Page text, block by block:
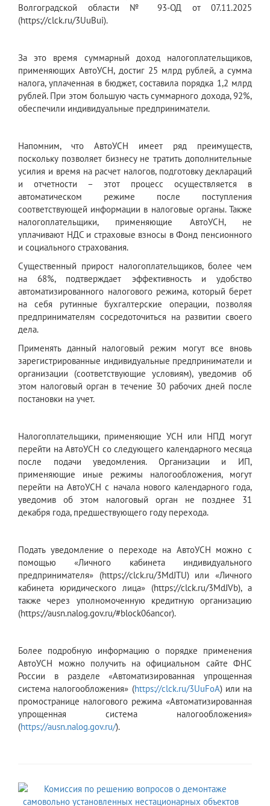
Волгоградской области № 93-ОД от 07.11.2025
(https://clck.ru/3UuBui).
За это время суммарный доход налогоплательщиков,
применяющих АвтоУСН, достиг 25 млрд рублей, а сумма
налога, уплаченная в бюджет, составила порядка 1,2 млрд
рублей. При этом большую часть суммарного дохода, 92%,
обеспечили индивидуальные предприниматели.
Напомним, что АвтоУСН имеет ряд преимуществ,
поскольку позволяет бизнесу не тратить дополнительные
усилия и время на расчет налогов, подготовку деклараций
и отчетности – этот процесс осуществляется в
автоматическом режиме после поступления
соответствующей информации в налоговые органы. Также
налогоплательщики, применяющие АвтоУСН, не
уплачивают НДС и страховые взносы в Фонд пенсионного
и социального страхования.
Существенный прирост налогоплательщиков, более чем
на 68%, подтверждает эффективность и удобство
автоматизированного налогового режима, который берет
на себя рутинные бухгалтерские операции, позволяя
предпринимателям сосредоточиться на развитии своего
дела.
Применять данный налоговый режим могут все вновь
зарегистрированные индивидуальные предприниматели и
организации (соответствующие условиям), уведомив об
этом налоговый орган в течение 30 рабочих дней после
постановки на учет.
Налогоплательщики, применяющие УСН или НПД могут
перейти на АвтоУСН со следующего календарного месяца
после подачи уведомления. Организации и ИП,
применяющие иные режимы налогообложения, могут
перейти на АвтоУСН с начала нового календарного года,
уведомив об этом налоговый орган не позднее 31
декабря года, предшествующего году перехода.
Подать уведомление о переходе на АвтоУСН можно с
помощью «Личного кабинета индивидуального
предпринимателя» (https://clck.ru/3MdJTU) или «Личного
кабинета юридического лица» (https://clck.ru/3MdJVb), а
также через уполномоченную кредитную организацию
(https://ausn.nalog.gov.ru/#block06ancor).
Более подробную информацию о порядке применения
АвтоУСН можно получить на официальном сайте ФНС
России в разделе «Автоматизированная упрощенная
система налогообложения» (https://clck.ru/3UuFoA) или на
промостранице налогового режима «Автоматизированная
упрощенная система налогообложения»
(https://ausn.nalog.gov.ru/).